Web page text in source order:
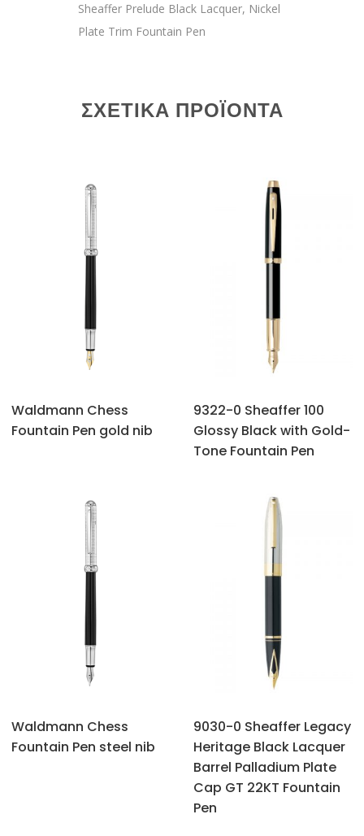
Sheaffer Prelude Black Lacquer, Nickel
Plate Trim Fountain Pen
ΣΧΕΤΙΚΆ ΠΡΟΪΌΝΤΑ
Waldmann Chess
Fountain Pen gold nib
9322-0 Sheaffer 100
Glossy Black with Gold-
Tone Fountain Pen
Waldmann Chess
Fountain Pen steel nib
9030-0 Sheaffer Legacy
Heritage Black Lacquer
Barrel Palladium Plate
Cap GT 22KT Fountain
Pen